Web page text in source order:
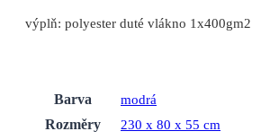
výplň: polyester duté vlákno 1x400gm2
Barva
modrá
Rozměry
230 x 80 x 55 cm